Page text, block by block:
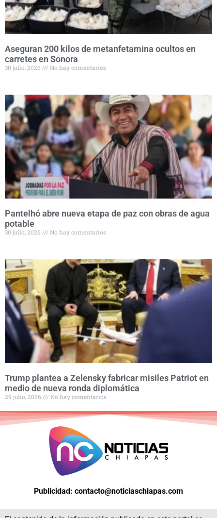
Aseguran 200 kilos de metanfetamina ocultos en
carretes en Sonora
30 julio, 2026 No hay comentarios
Pantelhó abre nueva etapa de paz con obras de agua
potable
30 julio, 2026 No hay comentarios
Trump plantea a Zelensky fabricar misiles Patriot en
medio de nueva ronda diplomática
29 julio, 2026 No hay comentarios
Publicidad: contacto@noticiaschiapas.com